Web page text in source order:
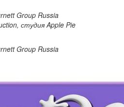
Group Russia
студия Apple Pie
Group Russia